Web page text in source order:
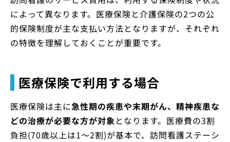
によって異なります。医療保険と介護保険の2つの公
的保険制度が主な支払い方法となりますが、それぞれ
の特徴を理解しておくことが重要です。
医療保険で利用する場合
医療保険は主に急性期の疾患や末期がん、精神疾患な
どの治療が必要な方が対象となります。医療費の3割
負担(70歳以上は1～2割)が基本で、訪問看護ステーシ